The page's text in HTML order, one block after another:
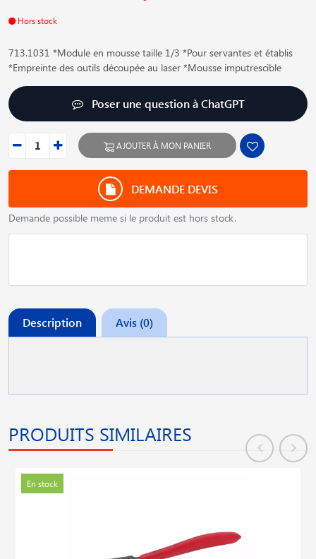
Hors stock
713.1031 *Module en mousse taille 1/3 *Pour servantes et établis
*Empreinte des outils découpée au laser *Mousse imputrescible
Poser une question à ChatGPT
AJOUTER À MON PANIER
DEMANDE DEVIS
Demande possible meme si le produit est hors stock.
Description Avis (0)
PRODUITS SIMILAIRES
En stock